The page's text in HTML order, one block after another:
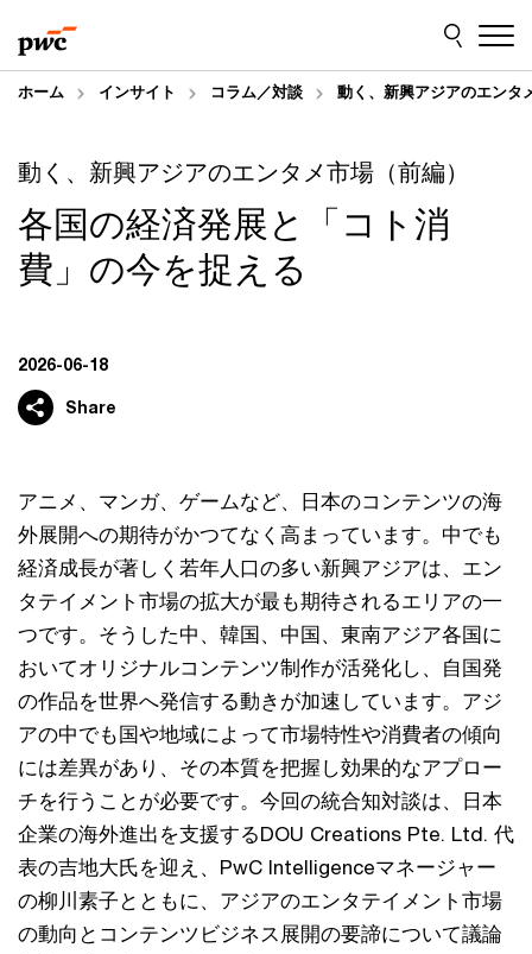
to
content
to
footer
ホーム インサイト コラム／対談 動く、新興アジアのエンタ
動く、新興アジアのエンタメ市場（前編）
各国の経済発展と「コト消
費」の今を捉える
2026-06-18
Share
アニメ、マンガ、ゲームなど、日本のコンテンツの海
外展開への期待がかつてなく高まっています。中でも
経済成長が著しく若年人口の多い新興アジアは、エン
タテイメント市場の拡大が最も期待されるエリアの一
つです。そうした中、韓国、中国、東南アジア各国に
おいてオリジナルコンテンツ制作が活発化し、自国発
の作品を世界へ発信する動きが加速しています。アジ
アの中でも国や地域によって市場特性や消費者の傾向
には差異があり、その本質を把握し効果的なアプロー
チを行うことが必要です。今回の統合知対談は、日本
企業の海外進出を支援するDOU Creations Pte. Ltd. 代
表の吉地大氏を迎え、PwC Intelligenceマネージャー
の柳川素子とともに、アジアのエンタテイメント市場
の動向とコンテンツビジネス展開の要諦について議論